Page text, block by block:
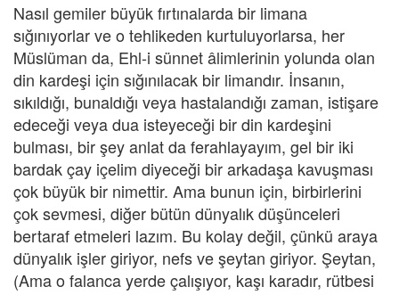
Nasıl gemiler büyük fırtınalarda bir limana
sığınıyorlar ve o tehlikeden kurtuluyorlarsa, her
Müslüman da, Ehl-i sünnet âlimlerinin yolunda olan
din kardeşi için sığınılacak bir limandır. İnsanın,
sıkıldığı, bunaldığı veya hastalandığı zaman, istişare
edeceği veya dua isteyeceği bir din kardeşini
bulması, bir şey anlat da ferahlayayım, gel bir iki
bardak çay içelim diyeceği bir arkadaşa kavuşması
çok büyük bir nimettir. Ama bunun için, birbirlerini
çok sevmesi, diğer bütün dünyalık düşünceleri
bertaraf etmeleri lazım. Bu kolay değil, çünkü araya
dünyalık işler giriyor, nefs ve şeytan giriyor. Şeytan,
(Ama o falanca yerde çalışıyor, kaşı karadır, rütbesi